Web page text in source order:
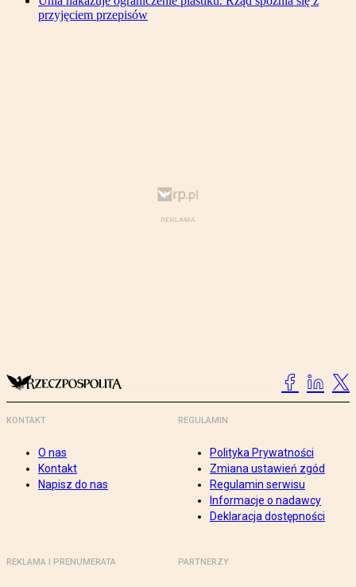
przyjęciem przepisów
KONTAKT
O nas
Kontakt
Napisz do nas
REGULAMIN
Polityka Prywatności
Zmiana ustawień zgód
Regulamin serwisu
Informacje o nadawcy
Deklaracja dostępności
REKLAMA I PRENUMERATA PARTNERZY